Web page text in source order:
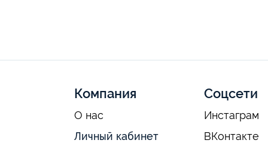
Компания
О нас
Личный кабинет
Соцсети
Инстаграм
ВКонтакте